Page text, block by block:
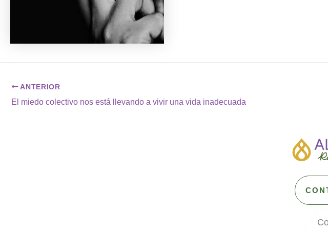
ANTERIOR
El miedo colectivo nos está llevando a vivir una vida inadecuada